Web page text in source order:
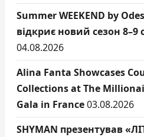
Summer WEEKEND by
відкриє новий сезон 8–9
04.08.2026
Alina Fanta Showcases
Collections at The
Gala in France03.08.2026
SHYMAN презентував